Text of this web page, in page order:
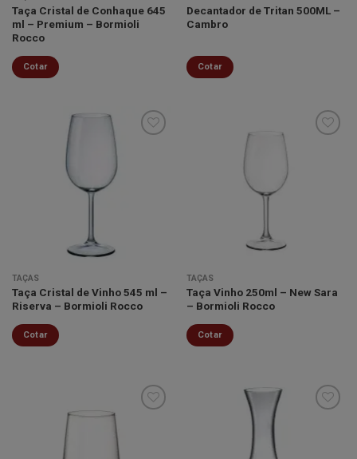
do
produto
Taça Cristal de Conhaque 645
ml – Premium – Bormioli
Rocco
Cotar
Decantador de Tritan 500ML –
Cambro
Cotar
TAÇAS
Taça Cristal de Vinho 545 ml –
Riserva – Bormioli Rocco
Cotar
TAÇAS
Taça Vinho 250ml – New Sara
– Bormioli Rocco
Cotar
Minha